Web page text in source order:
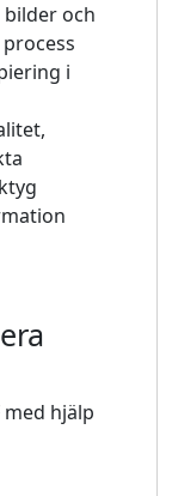
bilder och
i
hjälp